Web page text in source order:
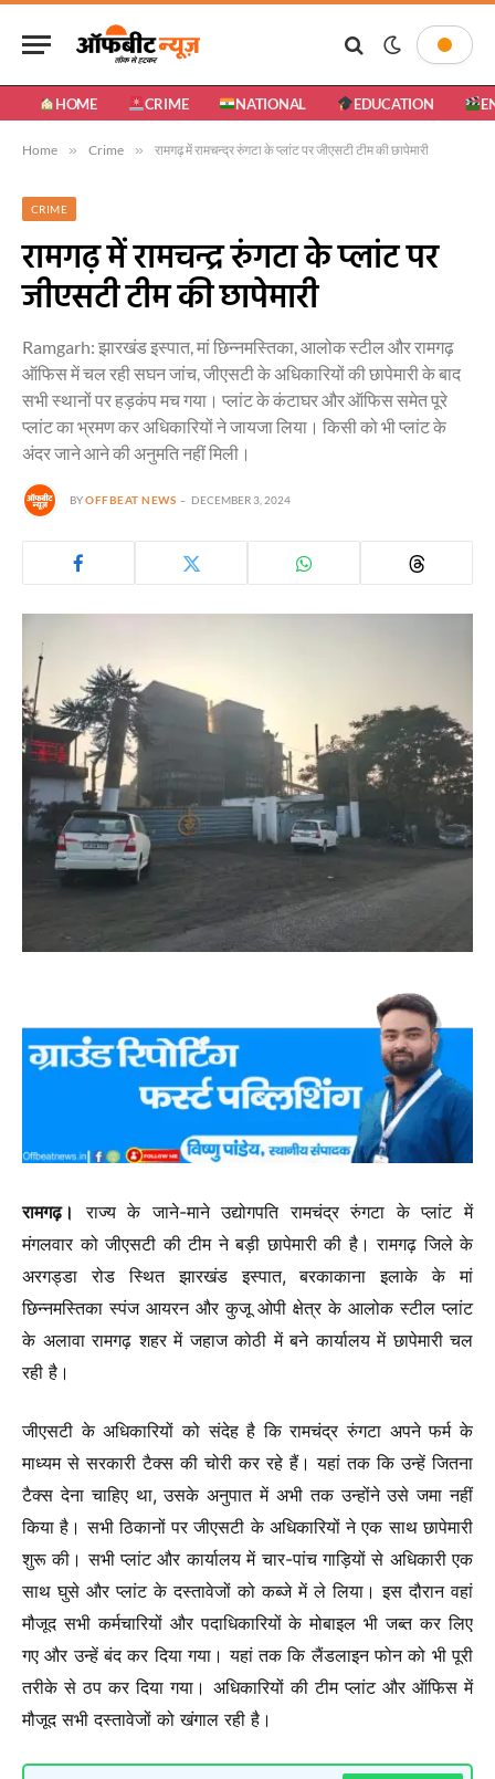
HOME CRIME NATIONAL EDUCATION
Home » Crime » रामगढ़ में रामचन्द्र रुंगटा के प्लांट पर जीएसटी टीम की छापेमारी
CRIME
रामगढ़ में रामचन्द्र रुंगटा के प्लांट पर
जीएसटी टीम की छापेमारी
Ramgarh: झारखंड इस्पात, मां छिन्नमस्तिका, आलोक स्टील और रामगढ़
ऑफिस में चल रही सघन जांच, जीएसटी के अधिकारियों की छापेमारी के बाद
सभी स्थानों पर हड़कंप मच गया। प्लांट के कंटाघर और ऑफिस समेत पूरे
प्लांट का भ्रमण कर अधिकारियों ने जायजा लिया। किसी को भी प्लांट के
अंदर जाने आने की अनुमति नहीं मिली।
BYOFFBEAT NEWS DECEMBER 3, 2024
रामगढ़।
राज्य के जाने-माने उद्योगपति रामचंद्र रुंगटा के प्लांट में
मंगलवार को जीएसटी की टीम ने बड़ी छापेमारी की है। रामगढ़ जिले के
अरगड्डा रोड स्थित झारखंड इस्पात, बरकाकाना इलाके के मां
छिन्नमस्तिका स्पंज आयरन और कुजू ओपी क्षेत्र के आलोक स्टील प्लांट
के अलावा रामगढ़ शहर में जहाज कोठी में बने कार्यालय में छापेमारी चल
रही है।
जीएसटी के अधिकारियों को संदेह है कि रामचंद्र रुंगटा अपने फर्म के
माध्यम से सरकारी टैक्स की चोरी कर रहे हैं। यहां तक कि उन्हें जितना
टैक्स देना चाहिए था, उसके अनुपात में अभी तक उन्होंने उसे जमा नहीं
किया है। सभी ठिकानों पर जीएसटी के अधिकारियों ने एक साथ छापेमारी
शुरू की। सभी प्लांट और कार्यालय में चार-पांच गाड़ियों से अधिकारी एक
साथ घुसे और प्लांट के दस्तावेजों को कब्जे में ले लिया। इस दौरान वहां
मौजूद सभी कर्मचारियों और पदाधिकारियों के मोबाइल भी जब्त कर लिए
गए और उन्हें बंद कर दिया गया। यहां तक कि लैंडलाइन फोन को भी पूरी
तरीके से ठप कर दिया गया। अधिकारियों की टीम प्लांट और ऑफिस में
मौजूद सभी दस्तावेजों को खंगाल रही है।